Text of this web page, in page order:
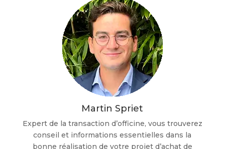
Martin Spriet
Expert de la transaction d’officine, vous trouverez
conseil et informations essentielles dans la
bonne réalisation de votre projet d’achat de